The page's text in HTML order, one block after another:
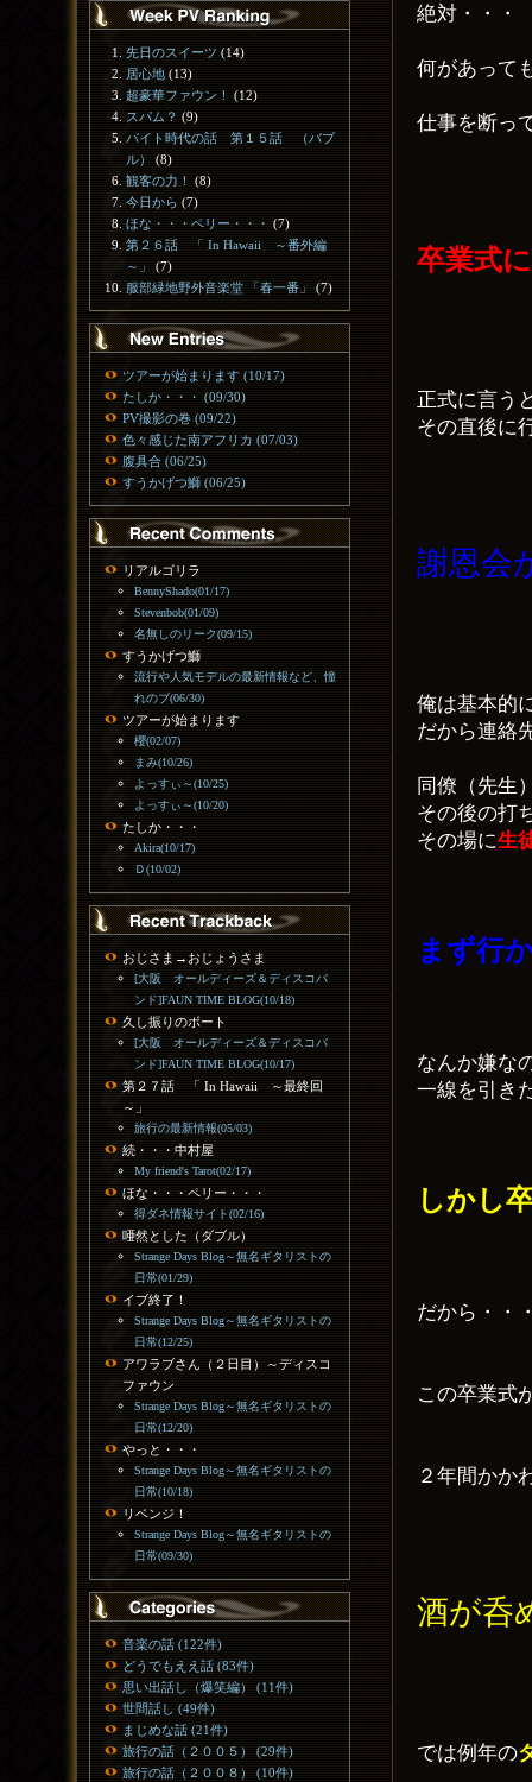
絶対・・・
何があって
仕事を断っ
卒業式
正式に言う
その直後に
謝恩会
俺は基本的
だから連絡
同僚（先生
その後の打
その場に生
まず行
なんか嫌な
一線を引き
しかし
だから・・
この卒業式
２年間かか
酒が呑
では例年の
先日のスイーツ (14)
居心地 (13)
超豪華ファウン！
(12)
スパム？ (9)
バイト時代の話 第１５話 （バブ
ル）
(8)
観客の力！
(8)
今日から (7)
ほな・・・ペリー・・・ (7)
第２６話 「 In Hawaii ～番外編
～」
(7)
服部緑地野外音楽堂 「春一番」
(7)
ツアーが始まります (10/17)
たしか・・・ (09/30)
PV撮影の巻 (09/22)
色々感じた南アフリカ (07/03)
腹具合 (06/25)
すうかげつ鰤 (06/25)
リアルゴリラ
BennyShado(01/17)
Stevenbob(01/09)
名無しのリーク(09/15)
すうかげつ鰤
流行や人気モデルの最新情報など、憧
れのブ(06/30)
ツアーが始まります
櫻(02/07)
まみ(10/26)
よっすぃ～(10/25)
よっすぃ～(10/20)
たしか・・・
Akira(10/17)
Ｄ(10/02)
おじさま→おじょうさま
[大阪 オールディーズ＆ディスコバ
ンド]FAUN TIME BLOG(10/18)
久し振りのボート
[大阪 オールディーズ＆ディスコバ
ンド]FAUN TIME BLOG(10/17)
第２７話 「 In Hawaii ～最終回
～」
旅行の最新情報(05/03)
続・・・中村屋
My friend's Tarot(02/17)
ほな・・・ペリー・・・
得ダネ情報サイト(02/16)
唖然とした（ダブル）
Strange Days Blog～無名ギタリストの
日常(01/29)
イブ終了！
Strange Days Blog～無名ギタリストの
日常(12/25)
アワラブさん（２日目）～ディスコ
ファウン
Strange Days Blog～無名ギタリストの
日常(12/20)
やっと・・・
Strange Days Blog～無名ギタリストの
日常(10/18)
リベンジ！
Strange Days Blog～無名ギタリストの
日常(09/30)
音楽の話 (122件)
どうでもええ話 (83件)
思い出話し（爆笑編） (11件)
世間話し (49件)
まじめな話 (21件)
旅行の話（２００５） (29件)
旅行の話（２００８） (10件)